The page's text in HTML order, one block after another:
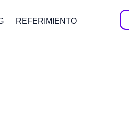
REFERIMIENTO